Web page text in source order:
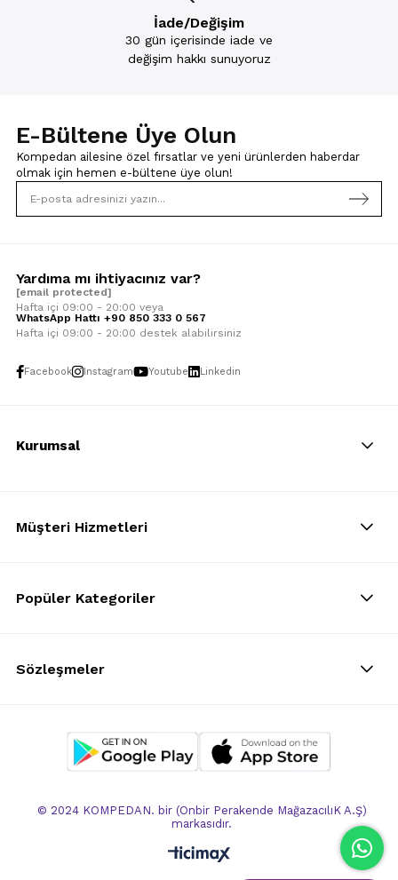
İade/Değişim
30 gün içerisinde iade ve
değişim hakkı sunuyoruz
E-Bültene Üye Olun
Kompedan ailesine özel fırsatlar ve yeni ürünlerden haberdar
olmak için hemen e-bültene üye olun!
Yardıma mı ihtiyacınız var?
[email protected]
Hafta içi 09:00 - 20:00 veya
WhatsApp Hattı +90 850 333 0 567
Hafta içi 09:00 - 20:00 destek alabilirsiniz
Facebook Instagram Youtube Linkedin
Kurumsal
Müşteri Hizmetleri
Popüler Kategoriler
Sözleşmeler
© 2024 KOMPEDAN. bir (Onbir Perakende MağazacılıK A.Ş)
markasıdır.